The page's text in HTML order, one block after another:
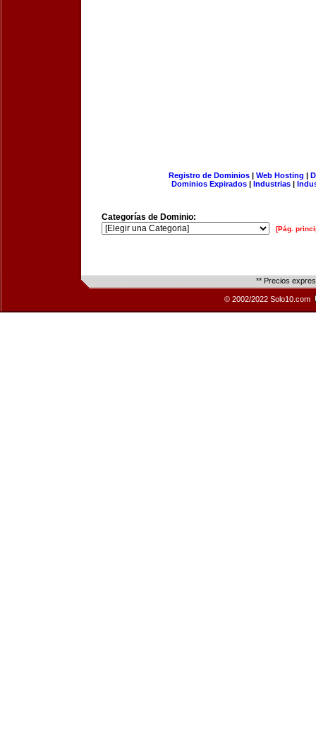
Registro de Dominios| Web Hosting |
Dominios Expirados | Industrias |
Categorías de Dominio:
[Pág.
** Precios
© 2002/2022 Solo10.com